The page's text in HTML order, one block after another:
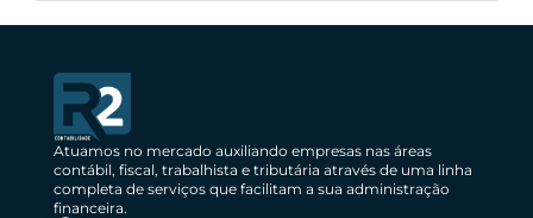
Atuamos no mercado auxiliando empresas nas áreas
contábil, fiscal, trabalhista e tributária através de uma linha
completa de serviços que facilitam a sua administração
financeira.